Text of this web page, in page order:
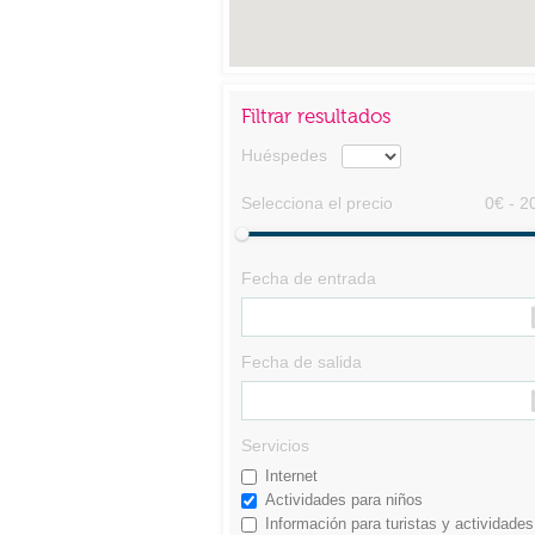
Filtrar resultados
Huéspedes
Selecciona el precio 0€ -
Fecha de entrada
Fecha de salida
Servicios
Internet
Actividades para niños
Información para turistas y actividades